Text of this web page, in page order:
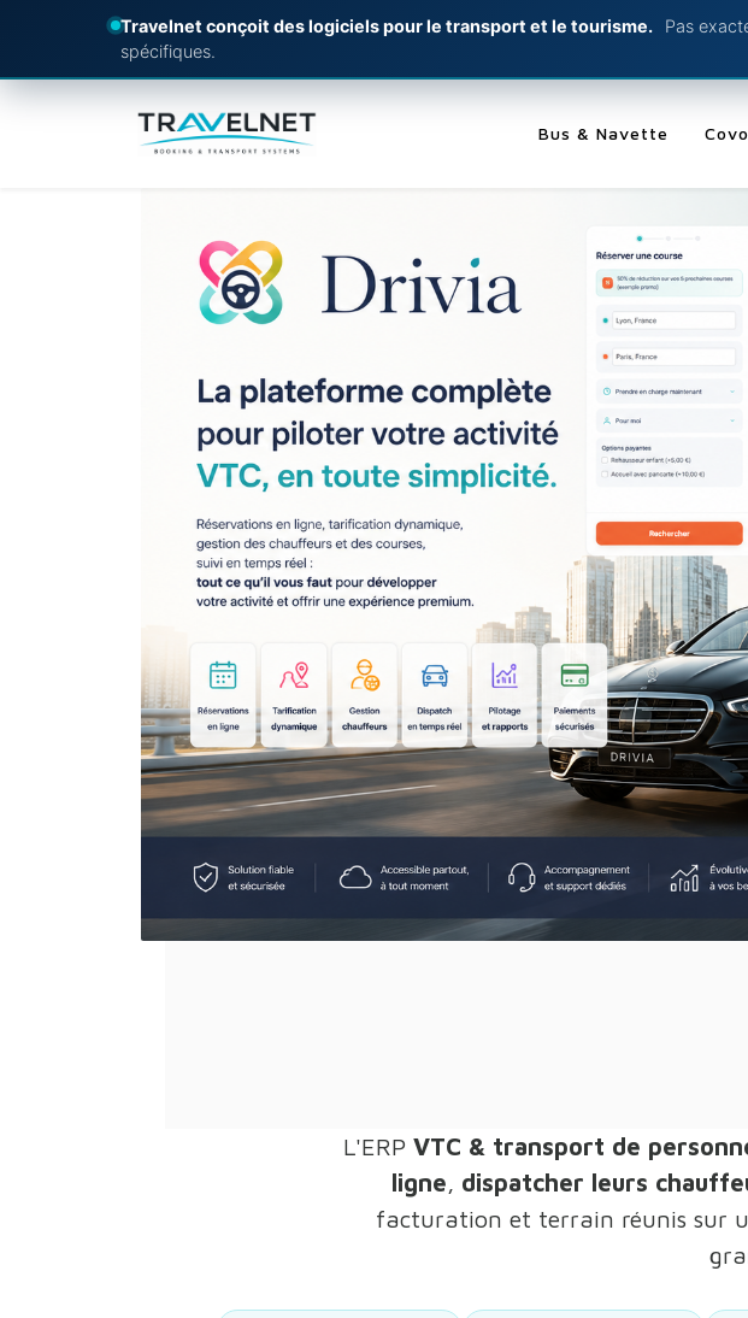
Travelnet conçoit des logiciels pour le transport et le tourisme.
Pas
spécifiques.
Bus & Navette
L'ERP VTC & transport de
ligne, dispatcher leurs
facturation et terrain réunis sur